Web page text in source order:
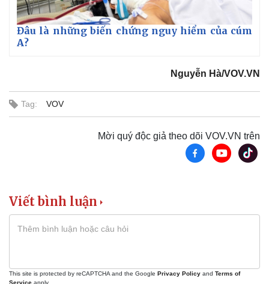
Giá vàng
Đâu là những biến chứng nguy hiểm của cúm
A?
Nguyễn Hà/VOV.VN
Tag: VOV
Mời quý độc giả theo dõi VOV.VN trên
Viết bình luận
This site is protected by reCAPTCHA and the Google Privacy Policy and Terms of
Service apply.